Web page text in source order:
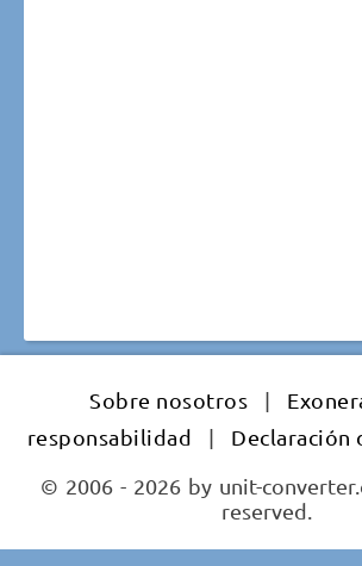
Sobre nosotros |
responsabilidad
|
Declaración
© 2006 - 2026 by unit-
reserved.